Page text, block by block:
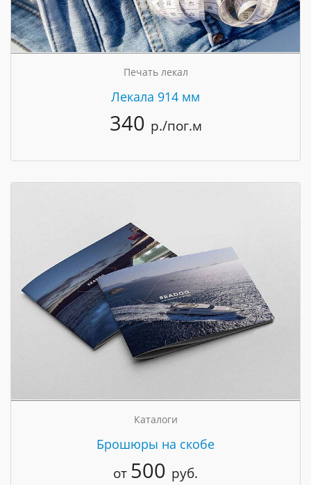
Печать лекал
Лекала 914 мм
340 р./пог.м
Каталоги
Брошюры на скобе
от 500 руб.